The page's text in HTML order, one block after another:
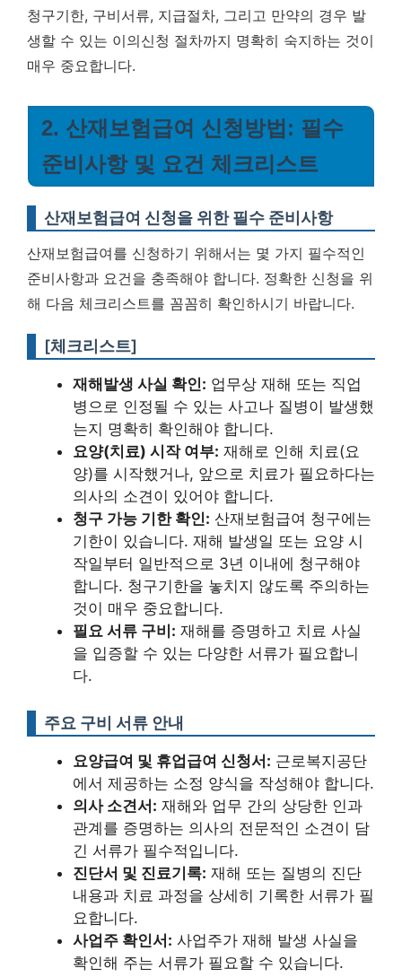
청구기한, 구비서류, 지급절차, 그리고 만약의 경우 발
생할 수 있는 이의신청 절차까지 명확히 숙지하는 것이
매우 중요합니다.
2. 산재보험급여 신청방법: 필수
준비사항 및 요건 체크리스트
산재보험급여 신청을 위한 필수 준비사항
산재보험급여를 신청하기 위해서는 몇 가지 필수적인
준비사항과 요건을 충족해야 합니다. 정확한 신청을 위
해 다음 체크리스트를 꼼꼼히 확인하시기 바랍니다.
[체크리스트]
재해발생 사실 확인: 업무상 재해 또는 직업
병으로 인정될 수 있는 사고나 질병이 발생했
는지 명확히 확인해야 합니다.
요양(치료) 시작 여부: 재해로 인해 치료(요
양)를 시작했거나, 앞으로 치료가 필요하다는
의사의 소견이 있어야 합니다.
청구 가능 기한 확인: 산재보험급여 청구에는
기한이 있습니다. 재해 발생일 또는 요양 시
작일부터 일반적으로 3년 이내에 청구해야
합니다. 청구기한을 놓치지 않도록 주의하는
것이 매우 중요합니다.
필요 서류 구비: 재해를 증명하고 치료 사실
을 입증할 수 있는 다양한 서류가 필요합니
다.
주요 구비 서류 안내
요양급여 및 휴업급여 신청서: 근로복지공단
에서 제공하는 소정 양식을 작성해야 합니다.
의사 소견서: 재해와 업무 간의 상당한 인과
관계를 증명하는 의사의 전문적인 소견이 담
긴 서류가 필수적입니다.
진단서 및 진료기록: 재해 또는 질병의 진단
내용과 치료 과정을 상세히 기록한 서류가 필
요합니다.
사업주 확인서: 사업주가 재해 발생 사실을
확인해 주는 서류가 필요할 수 있습니다.